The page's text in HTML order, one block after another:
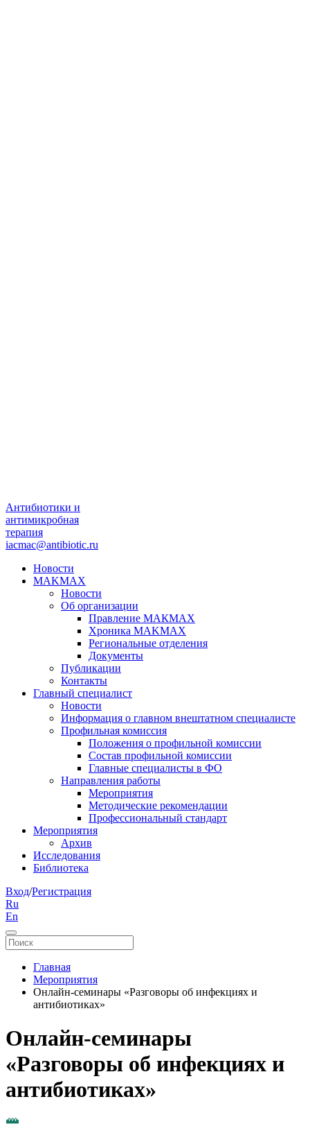
Антибиотики и
антимикробная
терапия
iacmac@antibiotic.ru
Новости
MAKMAX
Новости
Об организации
Правление МАКМАХ
Хроника MAKMAX
Региональные отделения
Документы
Публикации
Контакты
Главный специалист
Новости
Информация о главном внештатном специалисте
Профильная комиссия
Положения о профильной комиссии
Состав профильной комиссии
Главные специалисты в ФО
Направления работы
Мероприятия
Методические рекомендации
Профессиональный стандарт
Мероприятия
Архив
Исследования
Библиотека
Вход/Регистрация
Ru
En
Главная
Мероприятия
Онлайн-семинары «Разговоры об инфекциях и
антибиотиках»
Онлайн-семинары
«Разговоры об инфекциях и
антибиотиках»